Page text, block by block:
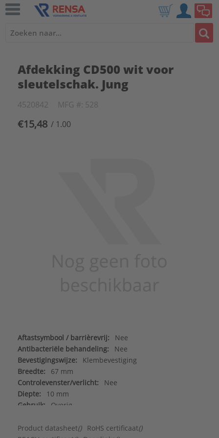
Afdekking CD500 wit voor
sleutelschak. Jung
4520842 MFG #: 528
€15,48 / 1.00
Aftastsymbool / barrièrevrij:
Nee
Antibacteriële behandeling:
Nee
Bevestigingswijze:
Klembevestiging
Breedte:
67 mm
Controlevenster/verlicht:
Nee
Diepte:
10 mm
Gebruik:
Overig
Geschikt voor bussysteem-toetsaansluiting:
Product datasheet() RoHS certificaat()